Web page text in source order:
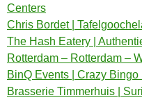
Centers
Chris Bordet |
The Hash Eatery |
Rotterdam – Rotterdam –
BinQ Events | Crazy
Brasserie Timmerhuis |